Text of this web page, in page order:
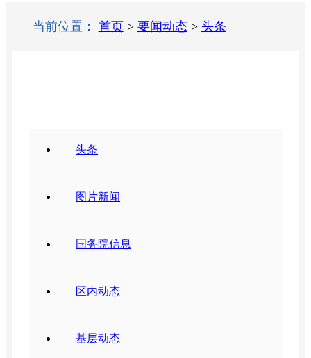
当前位置： 首页 > 要闻动态 > 头条
头条
图片新闻
国务院信息
区内动态
基层动态